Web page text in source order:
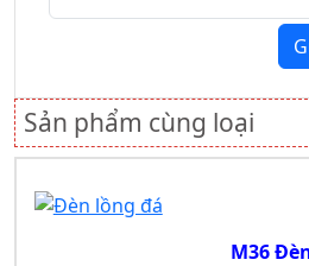
Sản phẩm cùng loại
M36